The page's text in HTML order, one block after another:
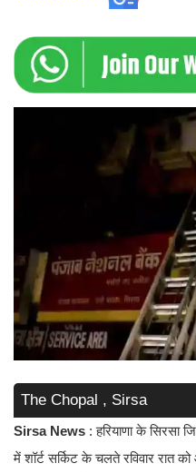
The Chopal , Sirsa
Sirsa News : हरियाणा के सिरसा
में शॉर्ट सर्किट के चलते रविवार रात